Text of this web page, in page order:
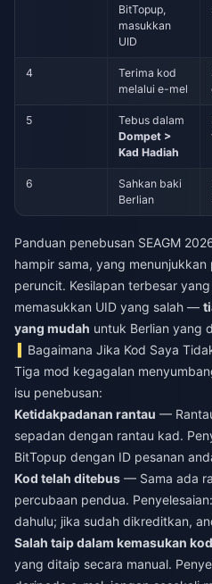
BitTopup,
masukkan
UID
4
Terima kod
melalui e-mel
5
Tebus dalam
Dompet >
Kad Hadiah
6
Sahkan baki
Berlian
Panduan penebusan SEAGM
hampir sama, yang
peruncit. Kesilapan terbesar
memasukkan UID yang salah —
yang mudah untuk Berlian yang
Bagaimana Jika Kod Saya
Tiga mod kegagalan
isu penebusan:
Ketidakpadanan rantau —
sepadan dengan rantau kad.
BitTopup dengan ID pesanan
Kod telah ditebus — Sama ada
percubaan pendua.
dahulu; jika sudah dikreditkan,
Salah taip dalam kemasukan kod
yang ditaip secara manual.